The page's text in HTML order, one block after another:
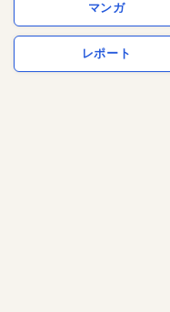
マンガ
レポート